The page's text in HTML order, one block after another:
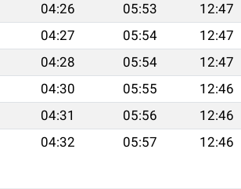
04:26 05:53 12:47
04:27 05:54 12:47
04:28 05:54 12:47
04:30 05:55 12:46
04:31 05:56 12:46
04:32 05:57 12:46